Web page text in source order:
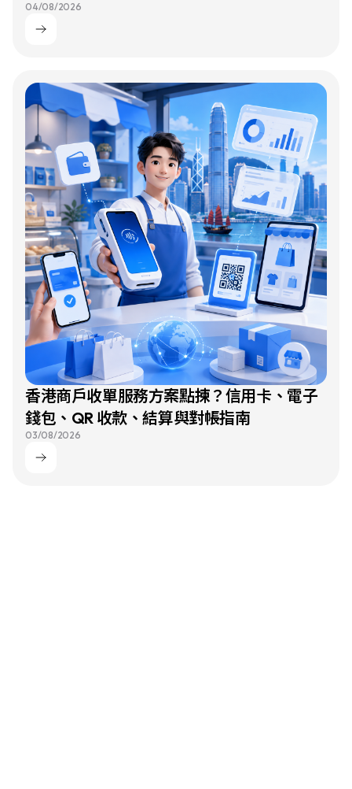
04/08/2026
香港商戶收單服務方案點揀？信用卡、電子
錢包、QR 收款、結算與對帳指南
03/08/2026